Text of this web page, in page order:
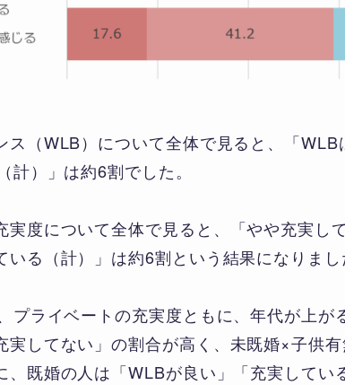
ス（WLB）について全体で見ると、「
計）」は約6割でした。
実度について全体で見ると、「やや充実し
る（計）」は約6割という結果になりまし
プライベートの充実度ともに、年代が上が
実してない」の割合が高く、未既婚×子供
、既婚の人は「WLBが良い」「充実してい